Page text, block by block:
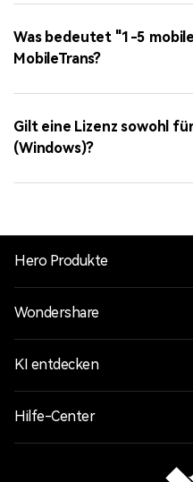
Was bedeutet "1-5
MobileTrans?
Gilt eine Lizenz sowohl
(Windows)?
Hero Produkte
Wondershare
KI entdecken
Hilfe-Center